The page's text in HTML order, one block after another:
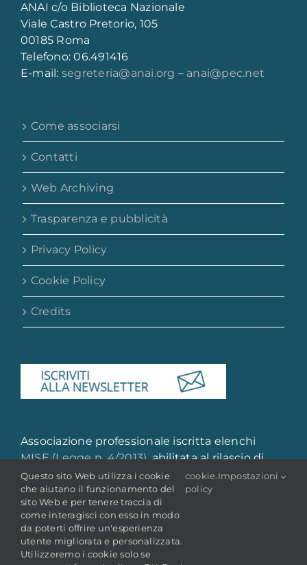
ANAI c/o Biblioteca Nazionale
Viale Castro Pretorio, 105
00185 Roma
Telefono: 06.491416
E-mail: segreteria@anai.org – anai@pec.net
Come associarsi
Contatti
Web Archiving
Trasparenza e pubblicità
Privacy Policy
Cookie Policy
Credits
Associazione professionale iscritta elenchi
MISE (Legge n. 4/2013), abilitata al rilascio di
attestazione di qualità e qualificazione
professionale
Questo sito Web utilizza i cookie
che aiutano il funzionamento del
sito Web e per tenere traccia di
come interagisci con esso in modo
da poterti offrire un'esperienza
utente migliorata e personalizzata.
Utilizzeremo i cookie solo se
cookie
policy
.Impostazioni